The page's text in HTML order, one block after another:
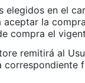
en el
la
compra el
remitirá al